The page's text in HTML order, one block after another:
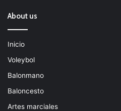
About us
Inicio
Voleybol
Balonmano
Baloncesto
Artes marciales